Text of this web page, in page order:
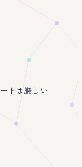
トは厳しい